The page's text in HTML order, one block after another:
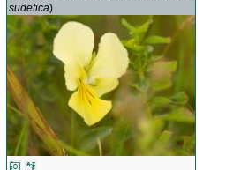
sudetica)